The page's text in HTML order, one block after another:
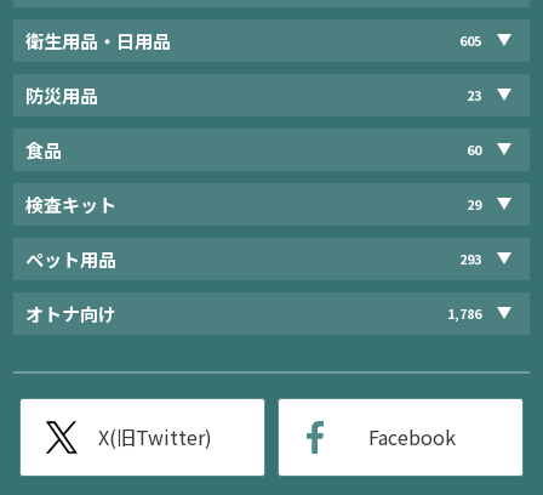
衛生用品・日用品 605
防災用品 23
食品 60
検査キット 29
ペット用品 293
オトナ向け 1,786
X(旧Twitter) Facebook